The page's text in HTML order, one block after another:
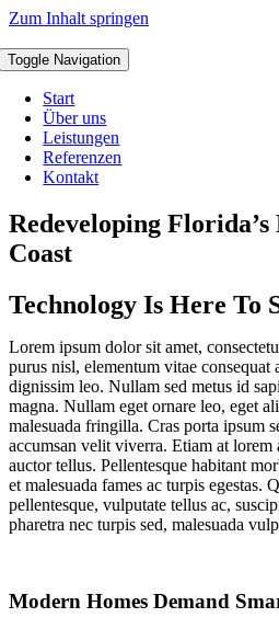
Zum Inhalt springen
Toggle Navigation
Start
Über uns
Leistungen
Referenzen
Kontakt
Redeveloping Florida’s
Coast
Technology Is Here To
Lorem ipsum dolor sit amet,
purus nisl, elementum vitae consequat
dignissim leo. Nullam sed metus id
magna. Nullam eget ornare leo, eget
malesuada fringilla. Cras porta ipsum
accumsan velit viverra. Etiam at lorem
auctor tellus. Pellentesque habitant
et malesuada fames ac turpis egestas.
pellentesque, vulputate tellus ac,
pharetra nec turpis sed, malesuada
Modern Homes Demand